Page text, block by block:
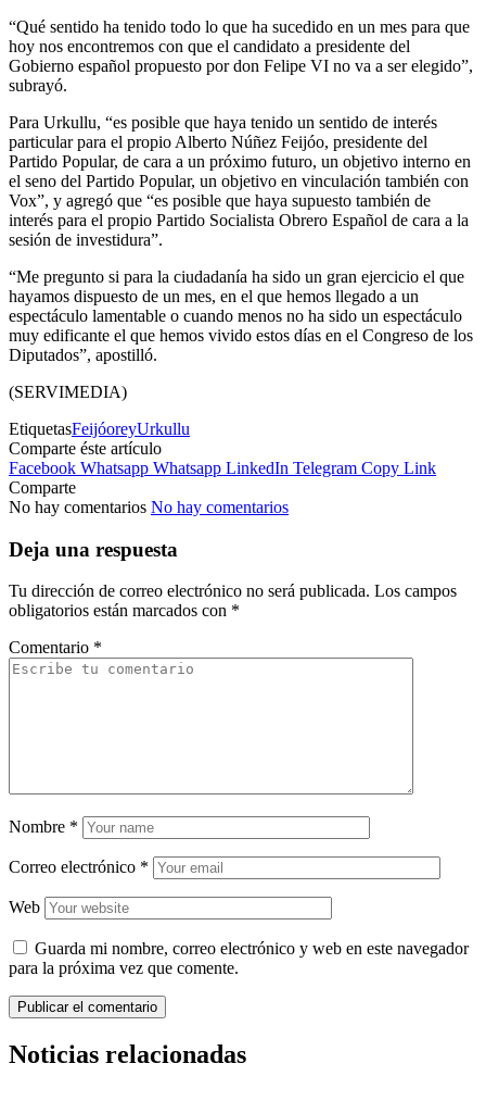
“Qué sentido ha tenido todo lo que ha sucedido en un mes para que
hoy nos encontremos con que el candidato a presidente del
Gobierno español propuesto por don Felipe VI no va a ser elegido”,
subrayó.
Para Urkullu, “es posible que haya tenido un sentido de interés
particular para el propio Alberto Núñez Feijóo, presidente del
Partido Popular, de cara a un próximo futuro, un objetivo interno en
el seno del Partido Popular, un objetivo en vinculación también con
Vox”, y agregó que “es posible que haya supuesto también de
interés para el propio Partido Socialista Obrero Español de cara a la
sesión de investidura”.
“Me pregunto si para la ciudadanía ha sido un gran ejercicio el que
hayamos dispuesto de un mes, en el que hemos llegado a un
espectáculo lamentable o cuando menos no ha sido un espectáculo
muy edificante el que hemos vivido estos días en el Congreso de los
Diputados”, apostilló.
(SERVIMEDIA)
EtiquetasFeijóoreyUrkullu
Comparte éste artículo
Facebook Whatsapp Whatsapp LinkedIn Telegram Copy Link
Comparte
No hay comentarios No hay comentarios
Deja una respuesta
Tu dirección de correo electrónico no será publicada. Los campos
obligatorios están marcados con *
Comentario *
Nombre *
Correo electrónico *
Web
Guarda mi nombre, correo electrónico y web en este navegador
para la próxima vez que comente.
Noticias relacionadas